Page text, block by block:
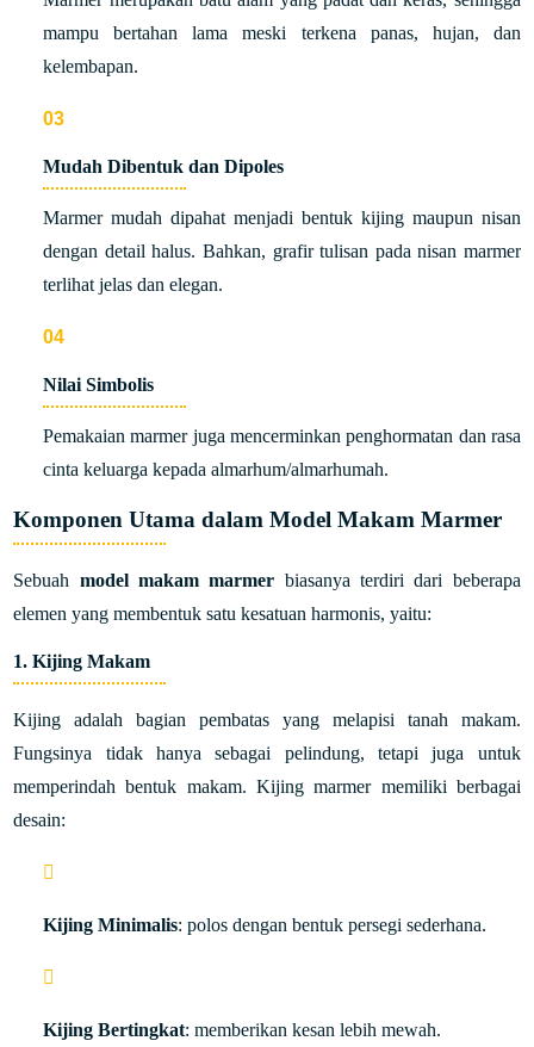
mampu bertahan lama meski terkena panas, hujan, dan
kelembapan.
Mudah Dibentuk dan Dipoles
Marmer mudah dipahat menjadi bentuk kijing maupun nisan
dengan detail halus. Bahkan, grafir tulisan pada nisan marmer
terlihat jelas dan elegan.
Nilai Simbolis
Pemakaian marmer juga mencerminkan penghormatan dan rasa
cinta keluarga kepada almarhum/almarhumah.
Komponen Utama dalam Model Makam Marmer
Sebuah model makam marmer biasanya terdiri dari beberapa
elemen yang membentuk satu kesatuan harmonis, yaitu:
1. Kijing Makam
Kijing adalah bagian pembatas yang melapisi tanah makam.
Fungsinya tidak hanya sebagai pelindung, tetapi juga untuk
memperindah bentuk makam. Kijing marmer memiliki berbagai
desain:
Kijing Minimalis: polos dengan bentuk persegi sederhana.
Kijing Bertingkat: memberikan kesan lebih mewah.